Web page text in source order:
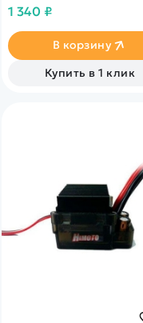
E10SCL, E10XTL, E10MTL
1 340 ₽
В корзину
Купить в 1 клик